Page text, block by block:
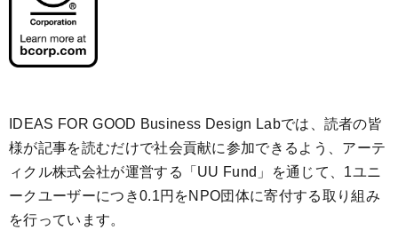
IDEAS FOR GOOD Business Design Labでは、読者の皆
様が記事を読むだけで社会貢献に参加できるよう、アーテ
ィクル株式会社が運営する「 UU Fund 」を通じて、1ユニ
ークユーザーにつき0.1円をNPO団体に寄付する取り組み
を行っています。